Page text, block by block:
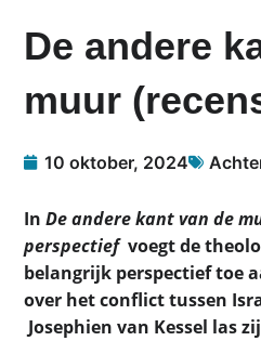
De andere
muur
10 oktober, 2024
In De andere kant van de
perspectiefvoegt de
belangrijk perspectief toe
over het conflict tussen
Josephien van Kessel las